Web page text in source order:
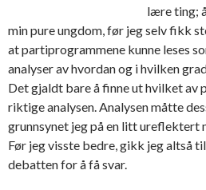
lære ting;
min pure ungdom, før jeg selv fikk
at partiprogrammene kunne leses
analyser av hvordan og i hvilken
Det gjaldt bare å finne ut hvilket av
riktige analysen. Analysen måtte
grunnsynet jeg på en litt ureflektert
Før jeg visste bedre, gikk jeg altså
debatten for å få svar.